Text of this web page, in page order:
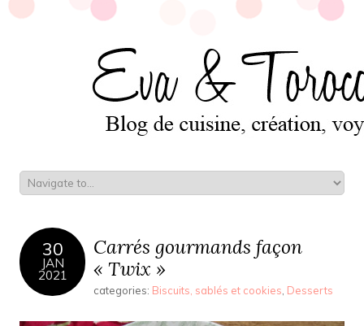
30
JAN
2021
Carrés gourmands façon
« Twix »
categories: Biscuits, sablés et cookies Desserts